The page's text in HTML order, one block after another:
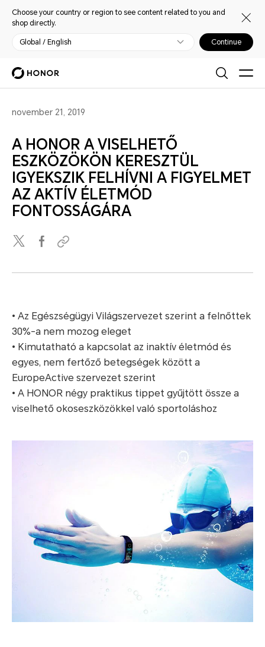
Choose your country or region to see content related to you and
shop directly.
Global / English Continue
november 21, 2019
A HONOR A VISELHETŐ
ESZKÖZÖKÖN KERESZTÜL
IGYEKSZIK FELHÍVNI A FIGYELMET
AZ AKTÍV ÉLETMÓD
FONTOSSÁGÁRA
• Az Egészségügyi Világszervezet szerint a felnőttek
30%-a nem mozog eleget
• Kimutatható a kapcsolat az inaktív életmód és
egyes, nem fertőző betegségek között a
EuropeActive szervezet szerint
• A HONOR négy praktikus tippet gyűjtött össze a
viselhető okoseszközökkel való sportoláshoz